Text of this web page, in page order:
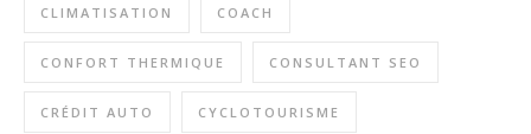
CLIMATISATION COACH
CONFORT THERMIQUE CONSULTANT SEO
CRÉDIT AUTO CYCLOTOURISME